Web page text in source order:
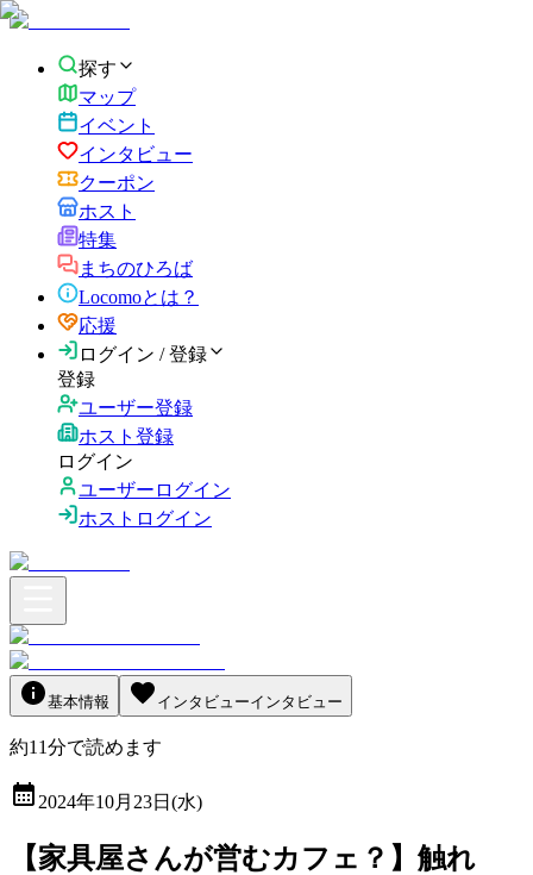
探す
マップ
イベント
インタビュー
クーポン
ホスト
特集
まちのひろば
Locomoとは？
応援
ログイン / 登録
登録
ユーザー登録
ホスト登録
ログイン
ユーザーログイン
ホストログイン
基本情報 インタビューインタビュー
約11分で読めます
2024年10月23日(水)
【家具屋さんが営むカフェ？】触れ